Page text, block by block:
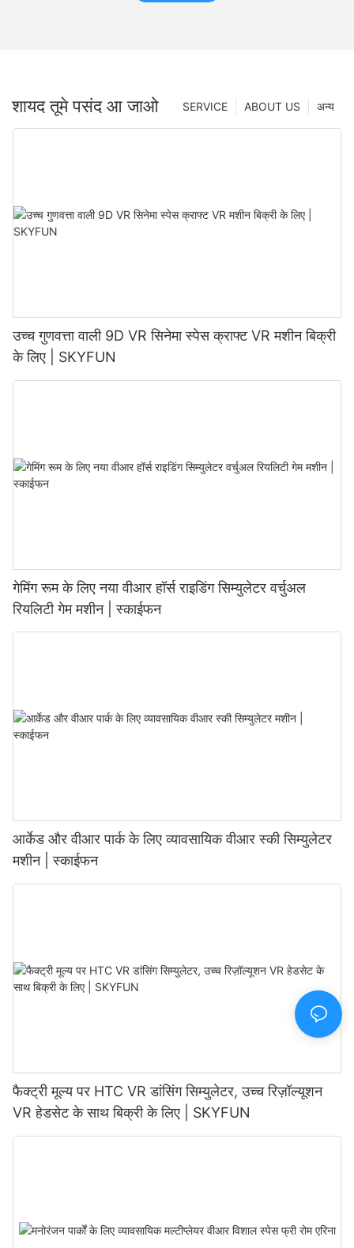
शायद तूमे पसंद आ जाओ अन्य
ABOUT US
SERVICE
उच्च गुणवत्ता वाली 9D VR सिनेमा स्पेस क्राफ्ट VR मशीन बिक्री
के लिए | SKYFUN
गेमिंग रूम के लिए नया वीआर हॉर्स राइडिंग सिम्युलेटर वर्चुअल
रियलिटी गेम मशीन | स्काईफन
आर्केड और वीआर पार्क के लिए व्यावसायिक वीआर स्की सिम्युलेटर
मशीन | स्काईफन
फैक्ट्री मूल्य पर HTC VR डांसिंग सिम्युलेटर, उच्च रिज़ॉल्यूशन
VR हेडसेट के साथ बिक्री के लिए | SKYFUN